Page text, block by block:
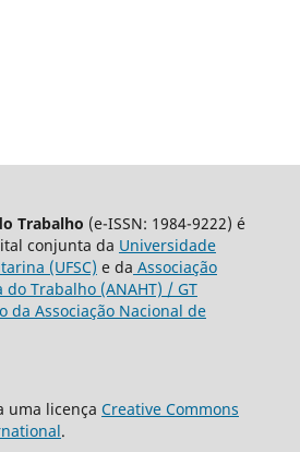
Trabalho (e-ISSN: 1984-9222) é
conjunta da Universidade
(UFSC) e da Associação
Trabalho (ANAHT) / GT
da Associação Nacional de
uma licença Creative Commons
.